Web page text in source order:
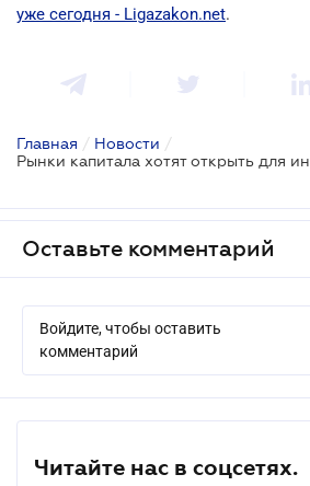
уже сегодня - Ligazakon.net.
Главная / Новости /
Оставьте комментарий
Войдите, чтобы оставить
комментарий
Читайте нас в соцсетях.